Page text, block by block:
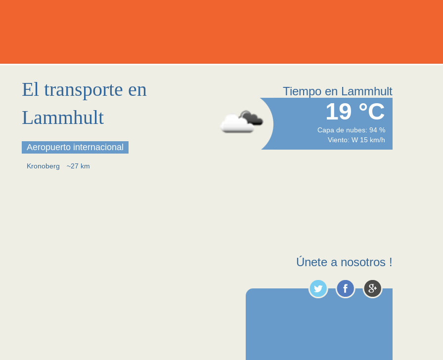
El transporte en
Lammhult
Aeropuerto internacional
Kronoberg ~27 km
Tiempo en Lammhult
19 °C
Capa de nubes: 94 %
Viento: W 15 km/h
Únete a nosotros !